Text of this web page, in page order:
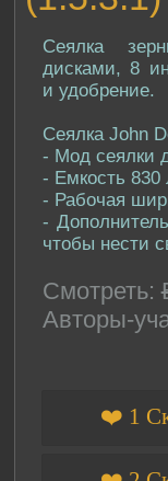
Сеялка
дисками, 8
и удобрение.
Сеялка John
- Мод сеялки
- Емкость 830
- Рабочая
-
чтобы нести
Смотреть:
Авторы-
❤️ 1